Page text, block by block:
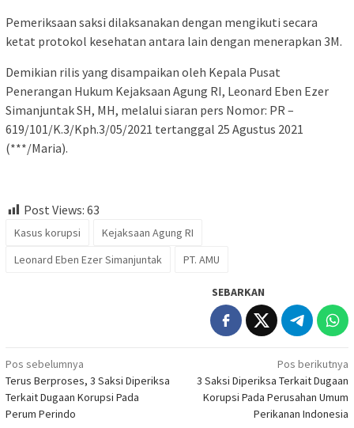
Pemeriksaan saksi dilaksanakan dengan mengikuti secara
ketat protokol kesehatan antara lain dengan menerapkan 3M.
Demikian rilis yang disampaikan oleh Kepala Pusat
Penerangan Hukum Kejaksaan Agung RI, Leonard Eben Ezer
Simanjuntak SH, MH, melalui siaran pers Nomor: PR –
619/101/K.3/Kph.3/05/2021 tertanggal 25 Agustus 2021
(***/Maria).
Post Views: 63
Kasus korupsi
Kejaksaan Agung RI
Leonard Eben Ezer Simanjuntak
PT. AMU
SEBARKAN
Navigasi
pos
Pos sebelumnya
Terus Berproses, 3 Saksi Diperiksa
Terkait Dugaan Korupsi Pada
Perum Perindo
Pos berikutnya
3 Saksi Diperiksa Terkait Dugaan
Korupsi Pada Perusahan Umum
Perikanan Indonesia